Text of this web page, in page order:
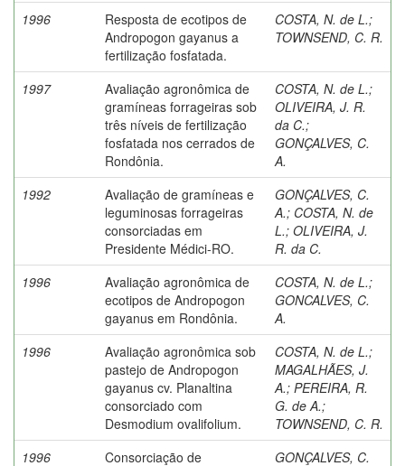
1996
Resposta de ecotipos de
Andropogon gayanus a
fertilização fosfatada.
COSTA, N. de L.;
TOWNSEND, C. R.
1997
Avaliação agronômica de
gramíneas forrageiras sob
três níveis de fertilização
fosfatada nos cerrados de
Rondônia.
COSTA, N. de L.;
OLIVEIRA, J. R.
da C.;
GONÇALVES, C.
A.
1992
Avaliação de gramíneas e
leguminosas forrageiras
consorciadas em
Presidente Médici-RO.
GONÇALVES, C.
A.; COSTA, N. de
L.; OLIVEIRA, J.
R. da C.
1996
Avaliação agronômica de
ecotipos de Andropogon
gayanus em Rondônia.
COSTA, N. de L.;
GONCALVES, C.
A.
1996
Avaliação agronômica sob
pastejo de Andropogon
gayanus cv. Planaltina
consorciado com
Desmodium ovalifolium.
COSTA, N. de L.;
MAGALHÃES, J.
A.; PEREIRA, R.
G. de A.;
TOWNSEND, C. R.
1996
Consorciação de
GONÇALVES, C.